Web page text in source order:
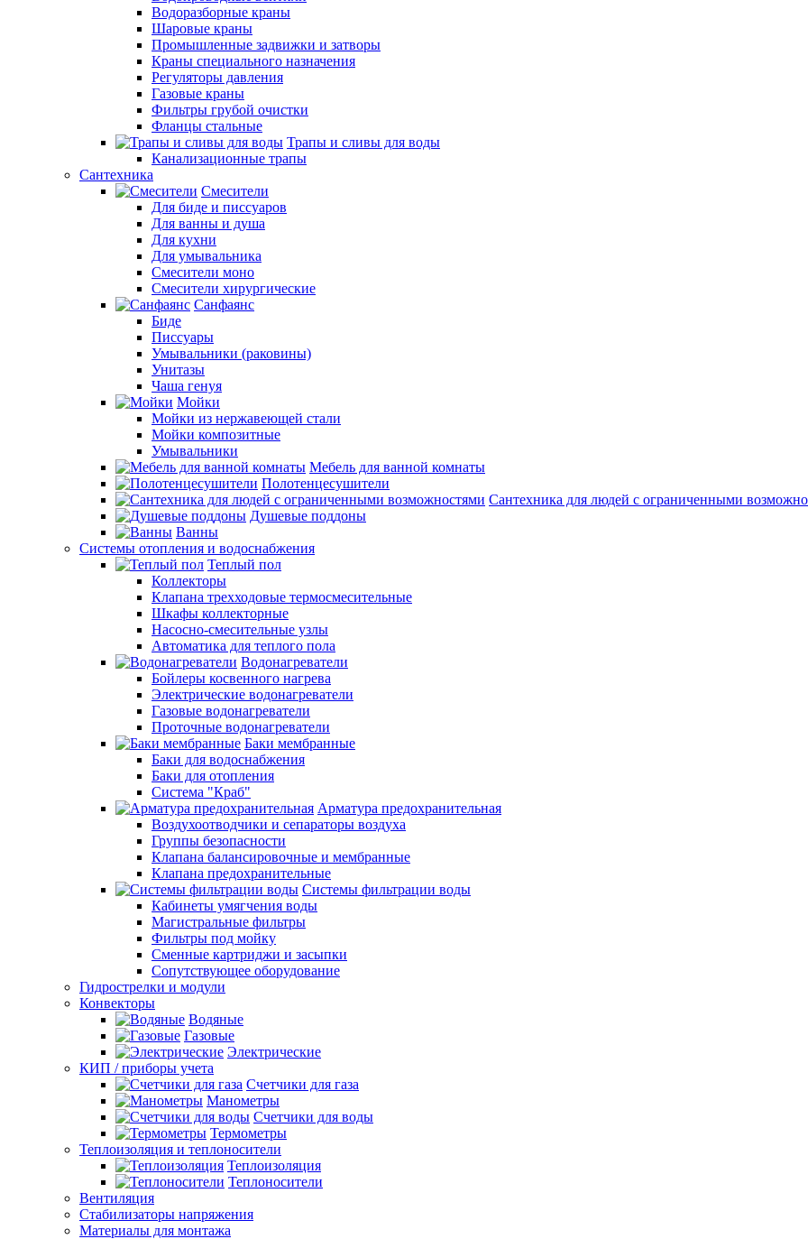
Водоразборные краны
Шаровые краны
Промышленные задвижки и затворы
Краны специального назначения
Регуляторы давления
Газовые краны
Фильтры грубой очистки
Фланцы стальные
Трапы и сливы для воды
Канализационные трапы
Сантехника
Смесители
Для биде и писсуаров
Для ванны и душа
Для кухни
Для умывальника
Смесители моно
Смесители хирургические
Санфаянс
Биде
Писсуары
Умывальники (раковины)
Унитазы
Чаша генуя
Мойки
Мойки из нержавеющей стали
Мойки композитные
Умывальники
Мебель для ванной комнаты
Полотенцесушители
Сантехника для людей с ограниченными
Душевые поддоны
Ванны
Системы отопления и водоснабжения
Теплый пол
Коллекторы
Клапана трехходовые термосмесительные
Шкафы коллекторные
Насосно-смесительные узлы
Автоматика для теплого пола
Водонагреватели
Бойлеры косвенного нагрева
Электрические водонагреватели
Газовые водонагреватели
Проточные водонагреватели
Баки мембранные
Баки для водоснабжения
Баки для отопления
Система "Краб"
Арматура предохранительная
Воздухоотводчики и сепараторы воздуха
Группы безопасности
Клапана балансировочные и мембранные
Клапана предохранительные
Системы фильтрации воды
Кабинеты умягчения воды
Магистральные фильтры
Фильтры под мойку
Сменные картриджи и засыпки
Сопутствующее оборудование
Гидрострелки и модули
Конвекторы
Водяные
Газовые
Электрические
КИП / приборы учета
Счетчики для газа
Манометры
Счетчики для воды
Термометры
Теплоизоляция и теплоносители
Теплоизоляция
Теплоносители
Вентиляция
Стабилизаторы напряжения
Материалы для монтажа